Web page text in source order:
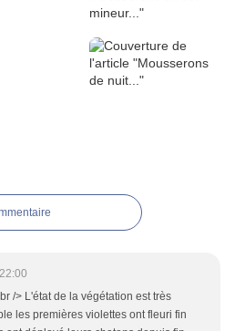
/> L'état de la végétation est très
les premières violettes ont fleuri fin